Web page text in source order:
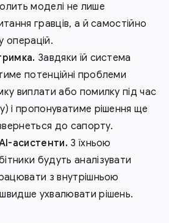
моделі не лише
гравців, а й самостійно
операцій.
Завдяки їй система
потенційні проблеми
виплати або помилку під час
і пропонуватиме рішення ще
до сапорту.
асистенти. З їхньою
будуть аналізувати
з внутрішньою
ухвалювати рішень.